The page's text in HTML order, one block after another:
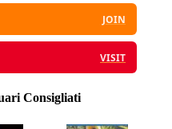
JOIN
VISIT
Consigliati